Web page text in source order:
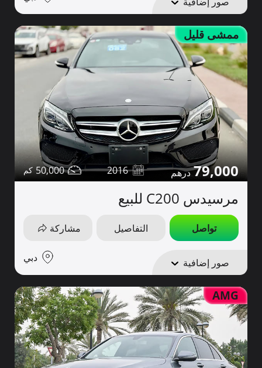
ممشى قليل
79,000
2016
50,000
مرسيدس C200 للبيع
تواصل التفاصيل مشاركة
صور إضافية دبي
AMG